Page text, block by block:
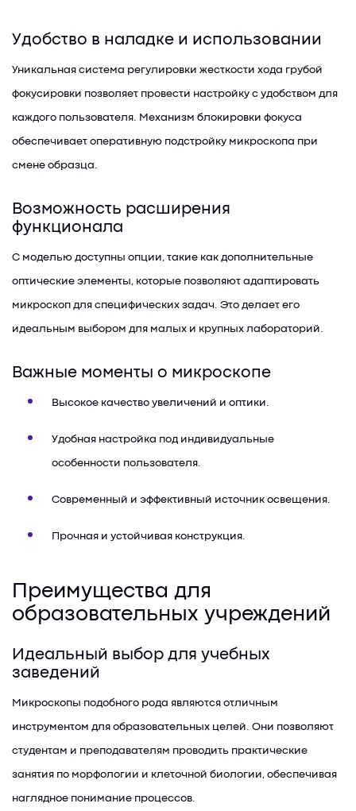
Удобство в наладке и использовании
Уникальная система регулировки жесткости хода грубой
фокусировки позволяет провести настройку с удобством для
каждого пользователя. Механизм блокировки фокуса
обеспечивает оперативную подстройку микроскопа при
смене образца.
Возможность расширения
функционала
С моделью доступны опции, такие как дополнительные
оптические элементы, которые позволяют адаптировать
микроскоп для специфических задач. Это делает его
идеальным выбором для малых и крупных лабораторий.
Важные моменты о микроскопе
Высокое качество увеличений и оптики.
Удобная настройка под индивидуальные
особенности пользователя.
Современный и эффективный источник освещения.
Прочная и устойчивая конструкция.
Преимущества для
образовательных учреждений
Идеальный выбор для учебных
заведений
Микроскопы подобного рода являются отличным
инструментом для образовательных целей. Они позволяют
студентам и преподавателям проводить практические
занятия по морфологии и клеточной биологии, обеспечивая
наглядное понимание процессов.